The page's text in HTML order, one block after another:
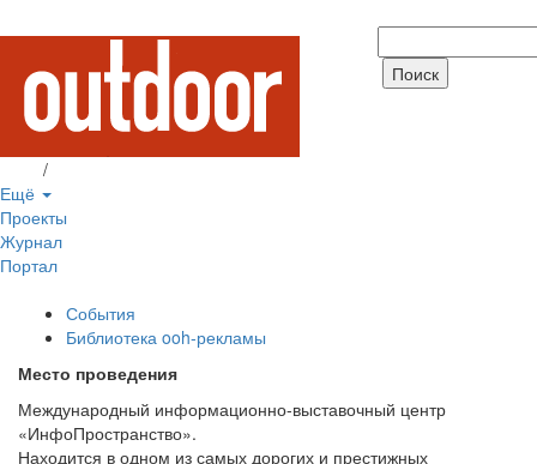
/
Ещё
Проекты
Журнал
Портал
События
Библиотека ooh-рекламы
Место проведения
Международный информационно-выставочный центр
«ИнфоПространство».
Находится в одном из самых дорогих и престижных